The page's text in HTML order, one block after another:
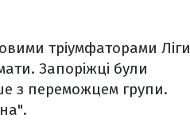
тріумфаторами Ліги
Запоріжці були
з переможцем групи.